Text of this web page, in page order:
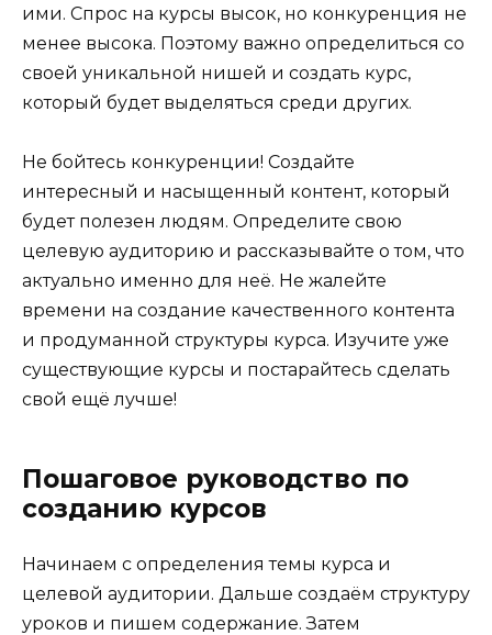
ими. Спрос на курсы высок, но конкуренция не
менее высока. Поэтому важно определиться со
своей уникальной нишей и создать курс,
который будет выделяться среди других.
Не бойтесь конкуренции! Создайте
интересный и насыщенный контент, который
будет полезен людям. Определите свою
целевую аудиторию и рассказывайте о том, что
актуально именно для неё. Не жалейте
времени на создание качественного контента
и продуманной структуры курса. Изучите уже
существующие курсы и постарайтесь сделать
свой ещё лучше!
Пошаговое руководство по
созданию курсов
Начинаем с определения темы курса и
целевой аудитории. Дальше создаём структуру
уроков и пишем содержание. Затем